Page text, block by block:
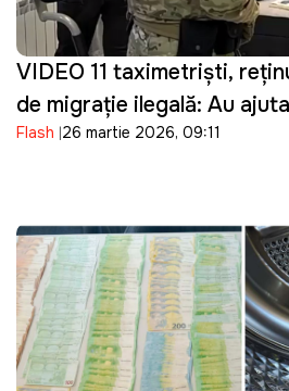
VIDEO 11 taximetriști,
de migrație ilegală: Au
din Ucraina să intre ilegal în
Flash 26 martie 2026, 09:11